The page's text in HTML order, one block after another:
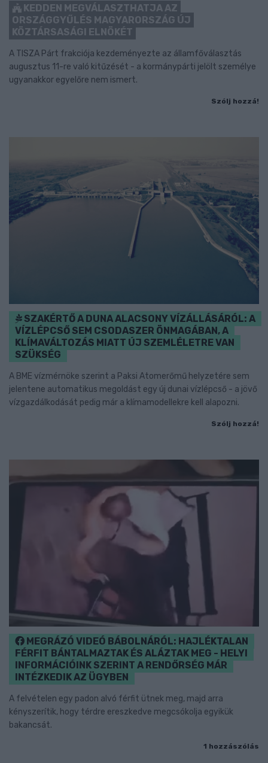
KEDDEN MEGVÁLASZTHATJA AZ
ORSZÁGGYŰLÉS MAGYARORSZÁG ÚJ
KÖZTÁRSASÁGI ELNÖKÉT
A TISZA Párt frakciója kezdeményezte az államfőválasztás
augusztus 11-re való kitűzését - a kormánypárti jelölt személye
ugyanakkor egyelőre nem ismert.
Szólj hozzá!
SZAKÉRTŐ A DUNA ALACSONY VÍZÁLLÁSÁRÓL: A
VÍZLÉPCSŐ SEM CSODASZER ÖNMAGÁBAN, A
KLÍMAVÁLTOZÁS MIATT ÚJ SZEMLÉLETRE VAN
SZÜKSÉG
A BME vízmérnöke szerint a Paksi Atomerőmű helyzetére sem
jelentene automatikus megoldást egy új dunai vízlépcső - a jövő
vízgazdálkodását pedig már a klímamodellekre kell alapozni.
Szólj hozzá!
MEGRÁZÓ VIDEÓ BÁBOLNÁRÓL: HAJLÉKTALAN
FÉRFIT BÁNTALMAZTAK ÉS ALÁZTAK MEG - HELYI
INFORMÁCIÓINK SZERINT A RENDŐRSÉG MÁR
INTÉZKEDIK AZ ÜGYBEN
A felvételen egy padon alvó férfit ütnek meg, majd arra
kényszerítik, hogy térdre ereszkedve megcsókolja egyikük
bakancsát.
1 hozzászólás